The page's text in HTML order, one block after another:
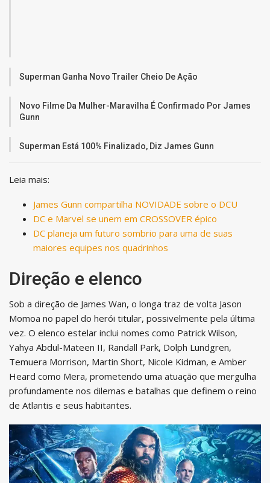
Superman Ganha Novo Trailer Cheio De Ação
Novo Filme Da Mulher-Maravilha É Confirmado Por James
Gunn
Superman Está 100% Finalizado, Diz James Gunn
Leia mais:
James Gunn compartilha NOVIDADE sobre o DCU
DC e Marvel se unem em CROSSOVER épico
DC planeja um futuro sombrio para uma de suas
maiores equipes nos quadrinhos
Direção e elenco
Sob a direção de James Wan, o longa traz de volta Jason
Momoa no papel do herói titular, possivelmente pela última
vez. O elenco estelar inclui nomes como Patrick Wilson,
Yahya Abdul-Mateen II, Randall Park, Dolph Lundgren,
Temuera Morrison, Martin Short, Nicole Kidman, e Amber
Heard como Mera, prometendo uma atuação que mergulha
profundamente nos dilemas e batalhas que definem o reino
de Atlantis e seus habitantes.